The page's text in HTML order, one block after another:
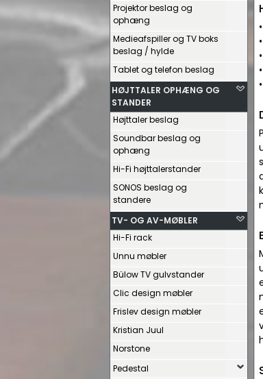
Projektor beslag og
ophæng
Medieafspiller og TV boks
beslag / hylde
Tablet og telefon beslag
HØJTTALER OPHÆNG OG
STANDER
Højttaler beslag
Soundbar beslag og
ophæng
Hi-Fi højttalerstander
SONOS beslag og
standere
TV- OG AV-MØBLER
Hi-Fi rack
Unnu møbler
Bülow TV gulvstander
Clic design møbler
Frislev design møbler
Kristian Juul
Norstone
Pedestal